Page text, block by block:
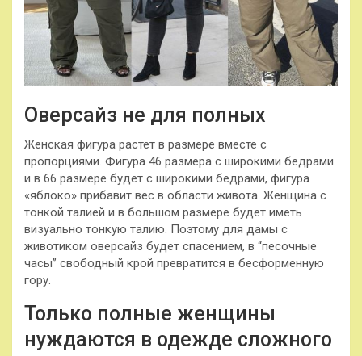
Оверсайз не для полных
Женская фигура растет в размере вместе с
пропорциями. Фигура 46 размера с широкими бедрами
и в 66 размере будет с широкими бедрами, фигура
«яблоко» прибавит вес в области живота. Женщина с
тонкой талией и в большом размере будет иметь
визуально тонкую талию. Поэтому для дамы с
животиком оверсайз будет спасением, в “песочные
часы” свободный крой превратится в бесформенную
гору.
Только полные женщины
нуждаются в одежде сложного